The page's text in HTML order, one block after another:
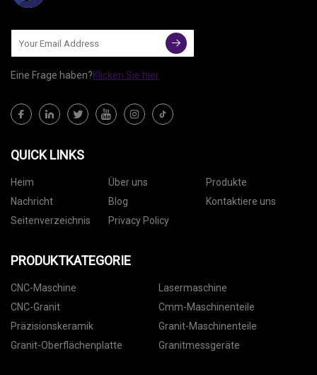
Eine Frage haben?Klicken Sie hier
QUICK LINKS
Heim Über uns
Produkte
Nachricht
Blog
Kontaktiere uns
Seitenverzeichnis
Privacy Policy
PRODUKTKATEGORIE
CNC-Maschine
Lasermaschine
CNC-Granit
Cmm-Maschinenteile
Präzisionskeramik
Granit-Maschinenteile
Granit-Oberflächenplatte
Granitmessgeräte